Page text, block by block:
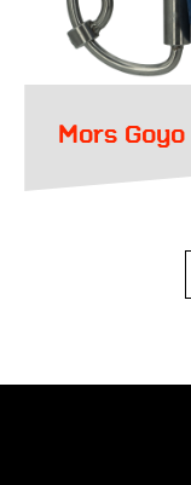
Mors Goyo Aga Réglable Easy-Ride